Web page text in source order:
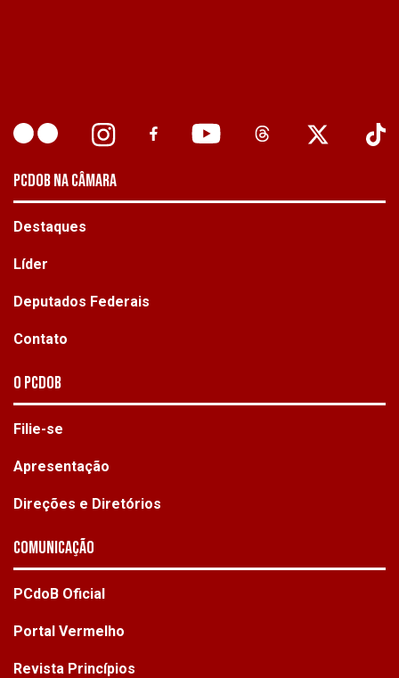
PCDOB NA CÂMARA
Destaques
Líder
Deputados Federais
Contato
O PCdoB
Filie-se
Apresentação
Direções e Diretórios
Comunicação
PCdoB Oficial
Portal Vermelho
Revista Princípios